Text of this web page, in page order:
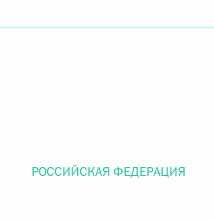
РОССИЙСКАЯ ФЕДЕРАЦИЯ